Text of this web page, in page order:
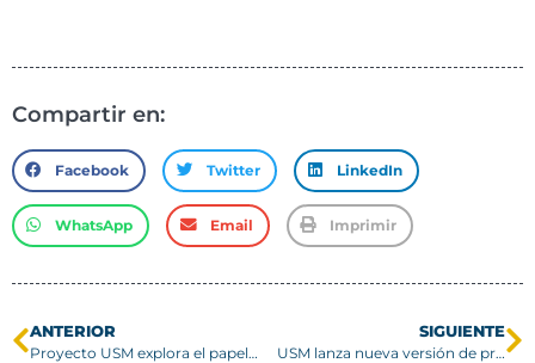
Compartir en:
Facebook Twitter LinkedIn
WhatsApp Email Imprimir
ANTERIOR
Proyecto USM explora el papel del arte en la construcción de esperanza tras catástrofes
SIGUIENTE
USM lanza nueva versión de proyecto InES Género